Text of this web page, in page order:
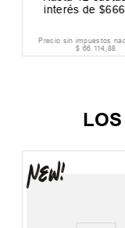
interés de $
Precio sin impuestos
$ 66. 114,88